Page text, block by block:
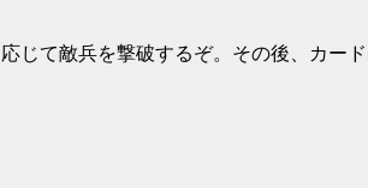
じて敵兵を撃破するぞ。その後、カード